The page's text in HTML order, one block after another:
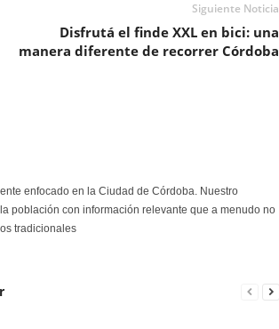
Siguiente Noticia
Disfrutá el finde XXL en bici: una
manera diferente de recorrer Córdoba
enfocado en la Ciudad de Córdoba. Nuestro
población con información relevante que a menudo no
tradicionales